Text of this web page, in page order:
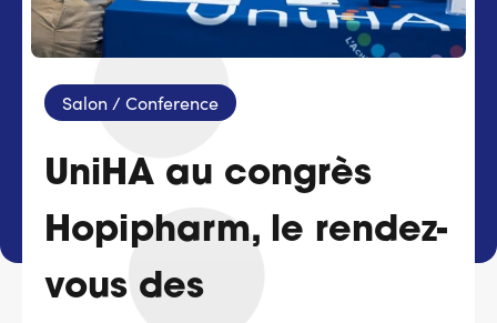
Services adhérents
Top
Recrutement
Espace presse
Salon / Conference
UniHA au congrès
Hopipharm, le rendez-
vous des